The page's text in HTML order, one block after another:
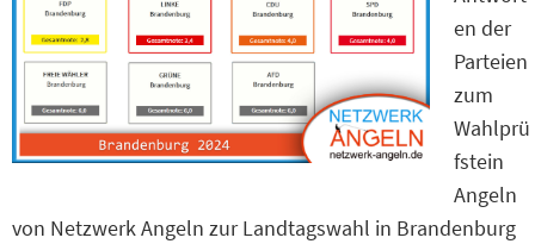
en der
Parteien
zum
Wahlprü
fstein
Angeln
von Netzwerk Angeln zur Landtagswahl in Brandenburg